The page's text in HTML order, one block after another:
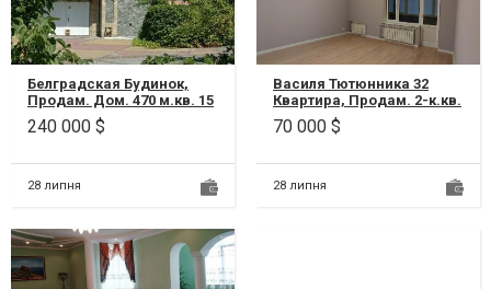
Белградская Будинок,
Продам. Дом. 470 м.кв. 15
соток. Березановка,
ул.Белградская. Берег
240 000 $
28 липня
Василя Тютюнника 32
Квартира, Продам. 2-к.кв.
8/10, ул.Малышева 32
(Василя Тютюнника),
70 000 $
28 липня